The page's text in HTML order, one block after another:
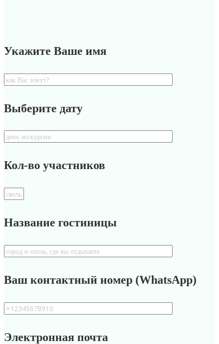
Укажите Ваше имя
Выберите дату
Кол-во участников
Название гостиницы
Ваш контактный номер (WhatsApp)
Электронная почта